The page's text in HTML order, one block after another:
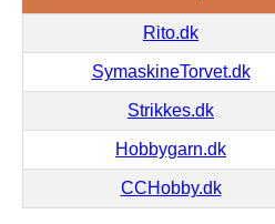
Rito.dk
SymaskineTorvet.dk
Strikkes.dk
Hobbygarn.dk
CCHobby.dk